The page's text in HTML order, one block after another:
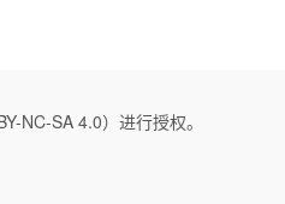
NC-SA 4.0）进行授权。